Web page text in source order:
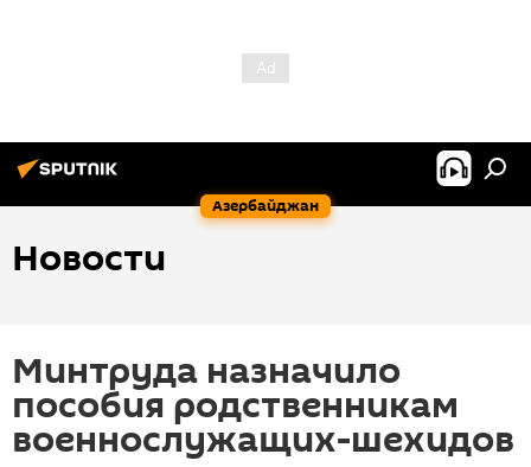
Азербайджан
Новости
Минтруда назначило
пособия родственникам
военнослужащих-шехидов